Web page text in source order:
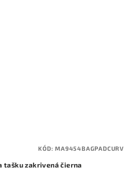
tašku zakrivená čierna
KÓD:MA9454BAGPADCURV